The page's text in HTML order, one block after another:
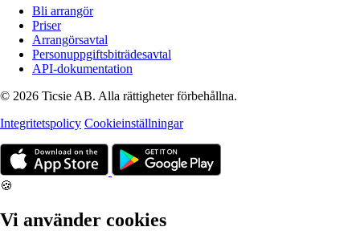
Bli arrangör
Priser
Arrangörsavtal
Personuppgiftsbiträdesavtal
API-dokumentation
© 2026 Ticsie AB. Alla rättigheter förbehållna.
Integritetspolicy Cookieinställningar
🍪
Vi använder cookies